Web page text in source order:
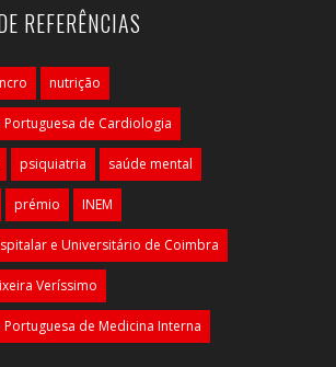
REFERÊNCIAS
nutrição
Portuguesa de Cardiologia
psiquiatria saúde mental
prémio INEM
e Universitário de Coimbra
Veríssimo
Portuguesa de Medicina Interna